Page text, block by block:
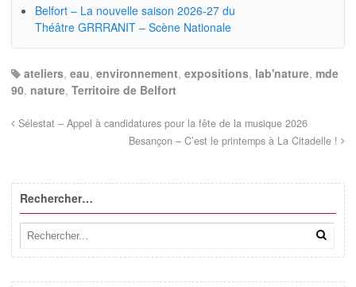
Belfort – La nouvelle saison 2026-27 du
Théâtre GRRRANIT – Scène Nationale
ateliers, eau, environnement, expositions, lab'nature, mde
90, nature, Territoire de Belfort
Sélestat – Appel à candidatures pour la fête de la musique 2026
Besançon – C’est le printemps à La Citadelle !
Rechercher…